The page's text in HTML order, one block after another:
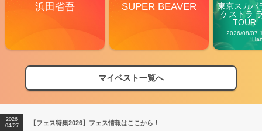
浜田省吾 SUPER BEAVER
東京スカパ
ケストラ
TOUR
2026/08/07
マイベスト一覧へ
【ライブ動員ランキング】2026年上半期編発表！
04/27
2026